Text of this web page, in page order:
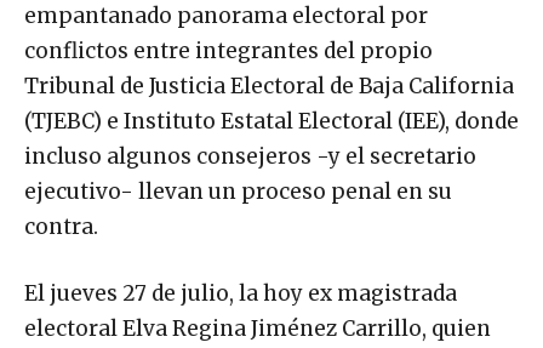
empantanado panorama electoral por
conflictos entre integrantes del propio
Tribunal de Justicia Electoral de Baja California
(TJEBC) e Instituto Estatal Electoral (IEE), donde
incluso algunos consejeros -y el secretario
ejecutivo- llevan un proceso penal en su
contra.
El jueves 27 de julio, la hoy ex magistrada
electoral Elva Regina Jiménez Carrillo, quien